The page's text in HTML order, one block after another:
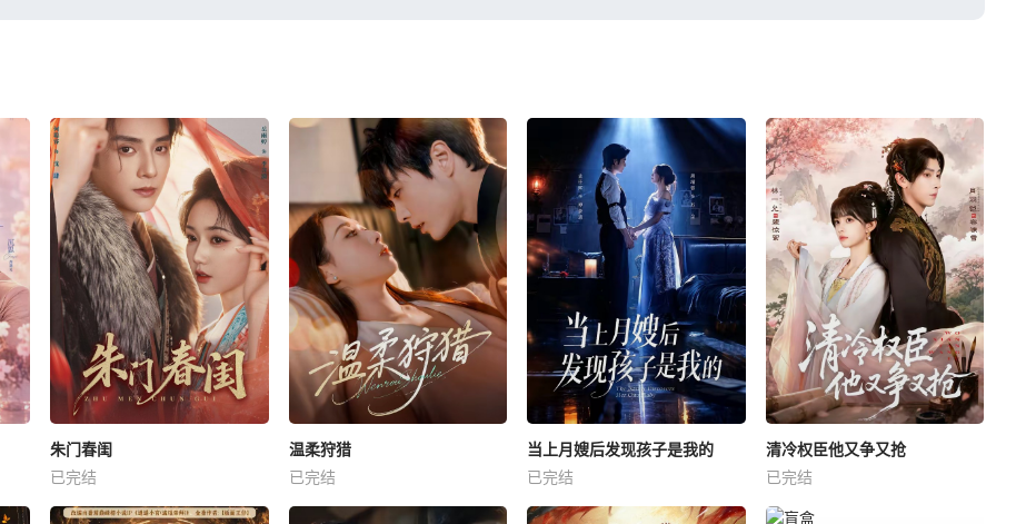
朱门春闺
已完结
温柔狩猎
已完结
当上月嫂后发现孩子是我的
已完结
清冷权臣他又争又抢
已完结